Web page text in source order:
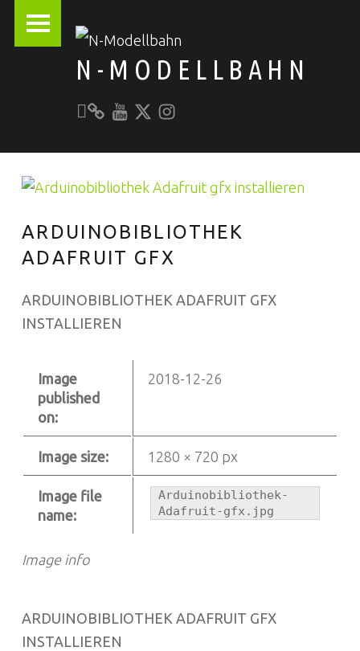
N-MODELLBAHN
Alles rund um die Modellbahn
ARDUINOBIBLIOTHEK
ADAFRUIT GFX
ARDUINOBIBLIOTHEK ADAFRUIT GFX
INSTALLIEREN
Image info
Image
published
on:
2018-12-26
Image size: 1280 × 720 px
Image file
name:
Arduinobibliothek-
Adafruit-gfx.jpg
ARDUINOBIBLIOTHEK ADAFRUIT GFX
INSTALLIEREN